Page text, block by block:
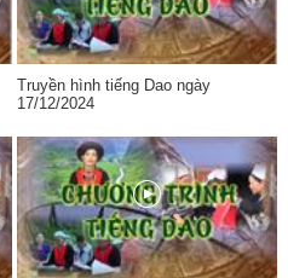
Truyền hình tiếng Dao ngày
17/12/2024